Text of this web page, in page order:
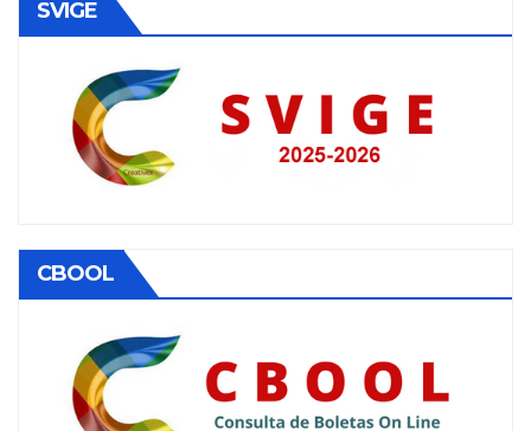
SVIGE
CBOOL